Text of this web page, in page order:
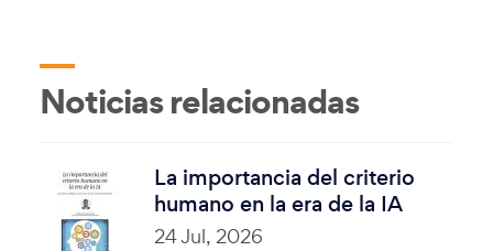
Noticias relacionadas
La importancia del criterio
humano en la era de la IA
24 Jul, 2026